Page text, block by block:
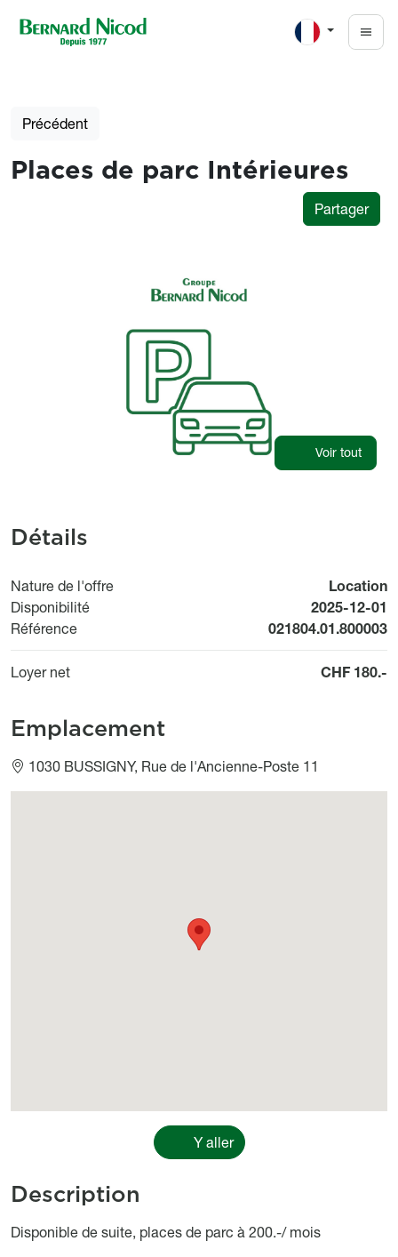
Précédent
Places de parc Intérieures
Partager
Voir tout
Détails
Nature de l'offre
Location
Disponibilité
Available
2025-12-01
Référence
021804.01.800003
Loyer net CHF 180.-
Emplacement
1030 BUSSIGNY, Rue de l'Ancienne-Poste 11
Y aller
Description
Object description
Disponible de suite, places de parc à 200.-/ mois